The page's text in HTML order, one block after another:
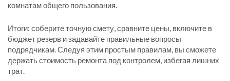
комнатам общего пользования.
Итоги: соберите точную смету, сравните цены, включите в
бюджет резерв и задавайте правильные вопросы
подрядчикам. Следуя этим простым правилам, вы сможете
держать стоимость ремонта под контролем, избегая лишних
трат.